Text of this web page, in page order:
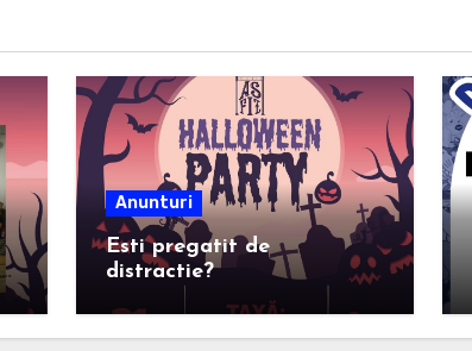
Anunturi
Esti pregatit de
distractie?